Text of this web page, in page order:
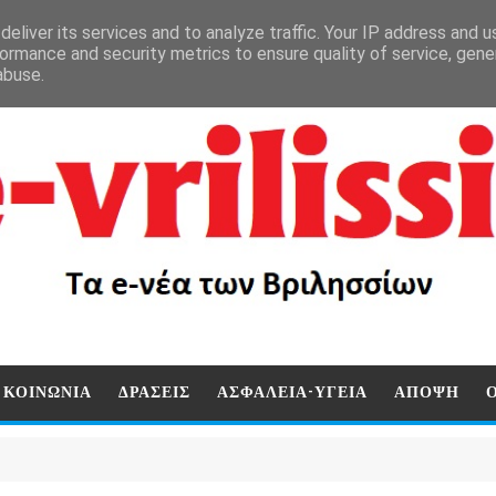
ΚΟΙΝΩΝΙΑ ΔΡΑΣΕΙΣ ΑΣΦΑΛΕΙΑ-ΥΓΕΙΑ ΑΠΟΨΗ
its services and to analyze traffic. Your IP address and
and security metrics to ensure quality of service,